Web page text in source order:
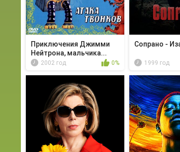
Приключения Джимми
Нейтрона, мальчика...
2002 год 0%
Сопрано -
1999 год